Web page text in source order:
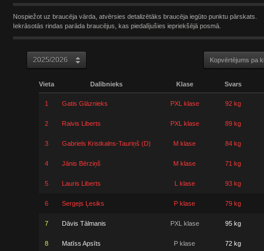
Nospiežot uz braucēja vārda, atvērsies detalizētāks braucēja iegūto punktu pārskats.
Iekrāsotās rindas parāda braucējus, kas piedalījušies iepriekšējā posmā.
Kopvērtējums pa
Vieta Dalībnieks Klase Svars
1 Gatis Glāznieks PXL klase 92 kg
2 Raivis Liberts PXL klase 89 kg
3 Gabriels Kristkalns-Tauriņš (D) M klase 84 kg
4 Jānis Bērziņš M klase 71 kg
5 Lauris Liberts L klase 93 kg
6 Sergejs Ļesiks P klase 79 kg
7 Dāvis Tālmanis PXL klase 95 kg
8 Matīss Apsīts P klase 72 kg